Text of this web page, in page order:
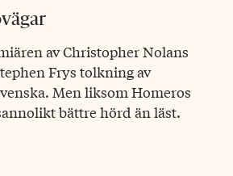
av Christopher Nolans
Frys tolkning av
Men liksom Homeros
bättre hörd än läst.